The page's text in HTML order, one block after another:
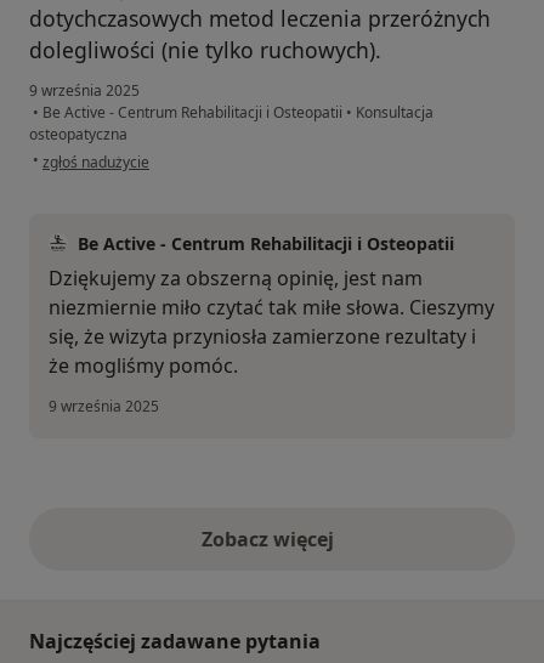
dotychczasowych metod leczenia przeróżnych
dolegliwości (nie tylko ruchowych).
9 września 2025
• Be Active - Centrum Rehabilitacji i Osteopatii • Konsultacja
osteopatyczna
• w opinii użytkownika EA
zgłoś nadużycie
Be Active - Centrum Rehabilitacji i Osteopatii
Dziękujemy za obszerną opinię, jest nam
niezmiernie miło czytać tak miłe słowa. Cieszymy
się, że wizyta przyniosła zamierzone rezultaty i
że mogliśmy pomóc.
9 września 2025
Zobacz więcejopinie powyżej
Najczęściej zadawane pytania